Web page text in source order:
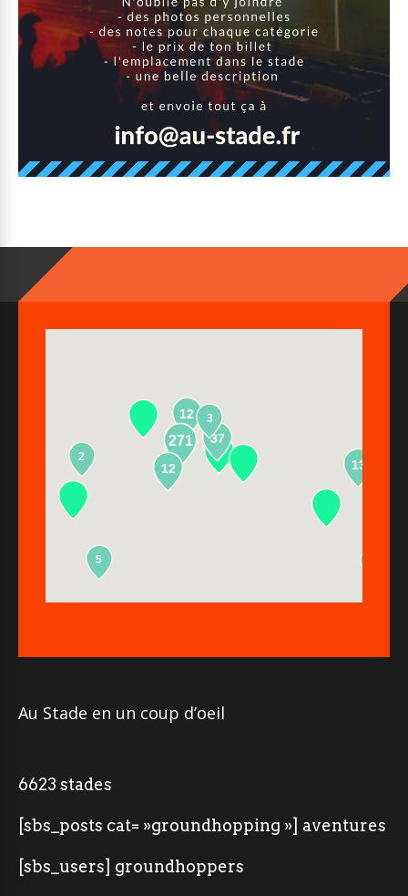
12
271
13
37
2
5
12
3
Au Stade en un coup d’oeil
6623 stades
[sbs_posts cat= »groundhopping »] aventures
[sbs_users] groundhoppers